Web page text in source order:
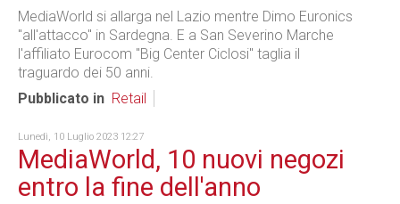
MediaWorld si allarga nel Lazio mentre Dimo Euronics
"all'attacco" in Sardegna. E a San Severino Marche
l'affiliato Eurocom "Big Center Ciclosi" taglia il
traguardo dei 50 anni.
Pubblicato in Retail
Lunedì, 10 Luglio 2023 12:27
MediaWorld, 10 nuovi negozi
entro la fine dell'anno